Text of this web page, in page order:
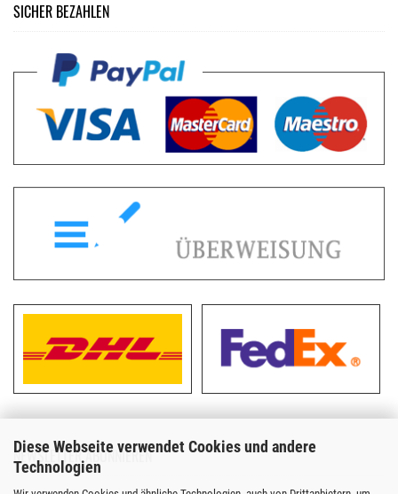
Diese Webseite verwendet Cookies und andere
Technologien
SICHER BEZAHLEN
NEWSLETTER ABONNIEREN